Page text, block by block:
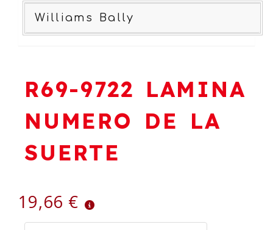
Williams Bally
R69-9722 LAMINA
NUMERO DE LA
SUERTE
19,66 €